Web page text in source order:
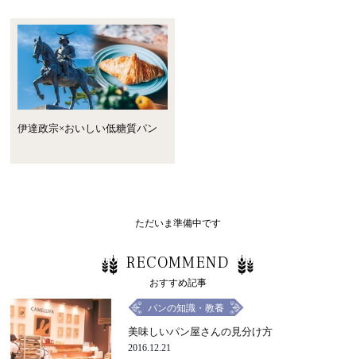
伊達政宗×おいしい低糖質パン
ただいま準備中です
RECOMMEND
おすすめ記事
パンの知識・教養
美味しいパン屋さんの見分け方
2016.12.21